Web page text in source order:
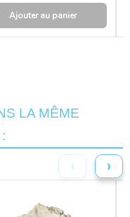
Ajouter au panier
LA MÊME
‹ ›